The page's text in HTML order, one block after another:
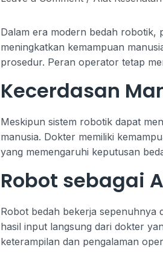
Dalam era modern bedah robotik,
meningkatkan kemampuan
prosedur. Peran operator tetap
Kecerdasan
Meskipun sistem robotik dapat
manusia. Dokter memiliki
yang memengaruhi keputusan
Robot sebagai
Robot bedah bekerja sepenuhnya
hasil input langsung dari dokter
keterampilan dan pengalaman